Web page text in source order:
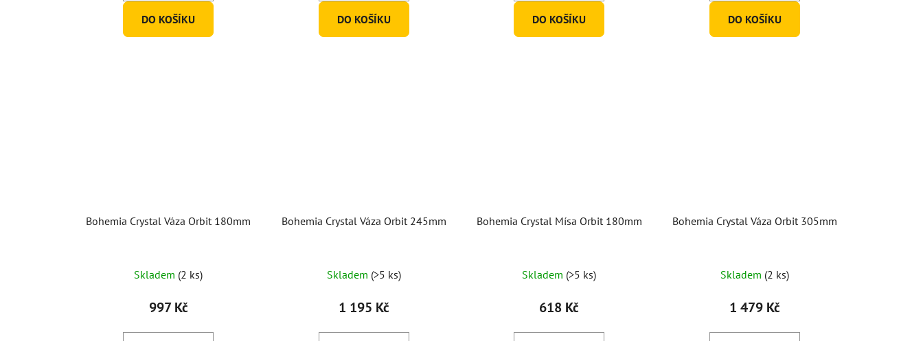
DO KOŠÍKU DO KOŠÍKU
hvězdiček.
DO KOŠÍKU DO KOŠÍKU
Bohemia Crystal Váza Orbit 180mm
Skladem (2 ks)
997 Kč
Bohemia Crystal Váza Orbit 245mm
Skladem (>5 ks)
1 195 Kč
Bohemia Crystal Mísa Orbit 180mm
Skladem (>5 ks)
618 Kč
Bohemia Crystal Váza Orbit 305mm
Skladem (2 ks)
1 479 Kč